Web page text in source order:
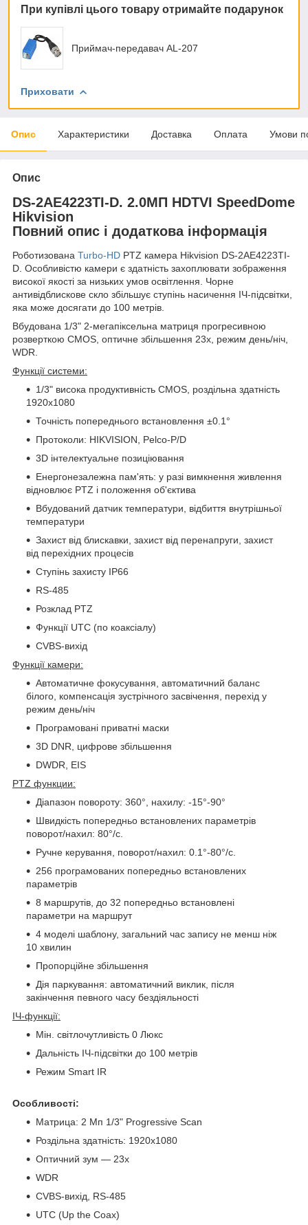
При купівлі цього товару отримайте подарунок
Приймач-передавач AL-207
Приховати
Опис Характеристики Доставка Оплата Умови
Опис
DS-2AE4223TI-D. 2.0МП HDTVI SpeedDome
Hikvision
Повний опис і додаткова інформація
Роботизована Turbo-HD PTZ камера Hikvision DS-2AE4223TI-
D. Особливістю камери є здатність захоплювати зображення
високої якості за низьких умов освітлення. Чорне
антивідблискове скло збільшує ступінь насичення ІЧ-підсвітки,
яка може досягати до 100 метрів.
Вбудована 1/3" 2-мегапіксельна матриця прогресивною
розверткою CMOS, оптичне збільшення 23х, режим день/ніч,
WDR.
Функції системи:
1/3" висока продуктивність CMOS, роздільна здатність
1920x1080
Точність попереднього встановлення ±0.1°
Протоколи: HIKVISION, Pelco-P/D
3D інтелектуальне позиціювання
Енергонезалежна пам'ять: у разі вимкнення живлення
відновлює PTZ і положення об'єктива
Вбудований датчик температури, відбиття внутрішньої
температури
Захист від блискавки, захист від перенапруги, захист
від перехідних процесів
Ступінь захисту IP66
RS-485
Розклад PTZ
Функції UTC (по коаксіалу)
CVBS-вихід
Функції камери:
Автоматичне фокусування, автоматичний баланс
білого, компенсація зустрічного засвічення, перехід у
режим день/ніч
Програмовані приватні маски
3D DNR, цифрове збільшення
DWDR, EIS
PTZ функции:
Діапазон повороту: 360°, нахилу: -15°-90°
Швидкість попередньо встановлених параметрів
поворот/нахил: 80°/с.
Ручне керування, поворот/нахил: 0.1°-80°/с.
256 програмованих попередньо встановлених
параметрів
8 маршрутів, до 32 попередньо встановлені
параметри на маршрут
4 моделі шаблону, загальний час запису не менш ніж
10 хвилин
Пропорційне збільшення
Дія паркування: автоматичний виклик, після
закінчення певного часу бездіяльності
ІЧ-функції:
Мін. світлочутливість 0 Люкс
Дальність ІЧ-підсвітки до 100 метрів
Режим Smart IR
Особливості:
Матрица: 2 Мп 1/3" Progressive Scan
Роздільна здатність: 1920х1080
Оптичний зум — 23х
WDR
CVBS-вихід, RS-485
UTC (Up the Coax)